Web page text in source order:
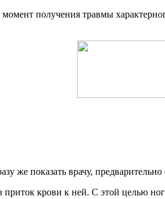
получения травмы
показать врачу,
крови к ней. С этой целью